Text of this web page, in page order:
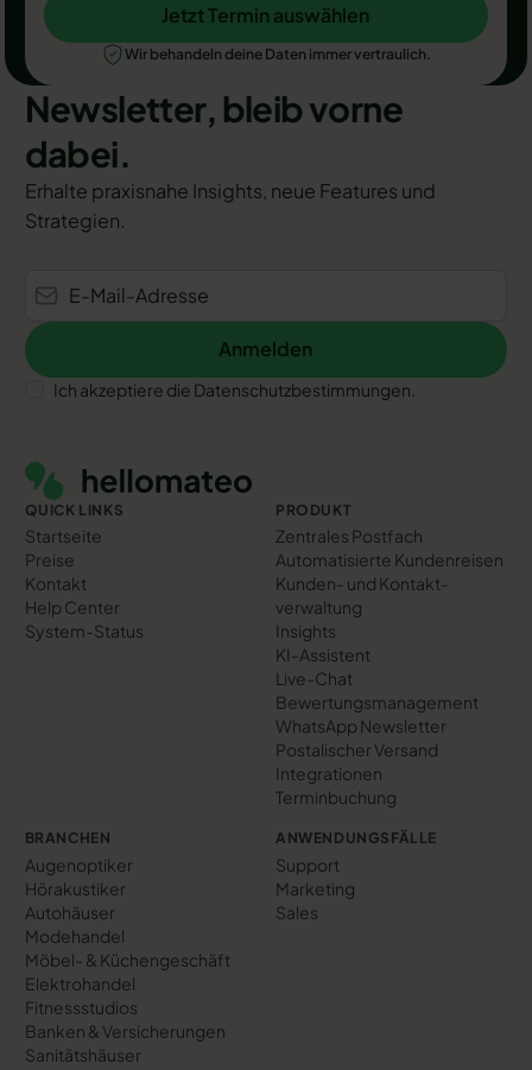
Jetzt Termin auswählen
Jetzt Termin auswählen
Wir behandeln deine Daten immer vertraulich.
Newsletter, bleib vorne
dabei.
Erhalte praxisnahe Insights, neue Features und
Strategien.
Anmelden
Anmelden
Ich akzeptiere die Datenschutzbestimmungen.
QUICK LINKS
Startseite
Preise
Kontakt
Help Center
System-Status
PRODUKT
Zentrales Postfach
Automatisierte Kundenreisen
Kunden- und Kontakt­
verwaltung
Insights
KI-Assistent
Live-Chat
Bewertungs­management
WhatsApp Newsletter
Postalischer Versand
Integrationen
Terminbuchung
BRANCHEN
Augenoptiker
Hörakustiker
Autohäuser
Modehandel
Möbel- & Küchengeschäft
Elektrohandel
Fitnessstudios
Banken & Versicherungen
Sanitätshäuser
ANWENDUNGSFÄLLE
Support
Marketing
Sales